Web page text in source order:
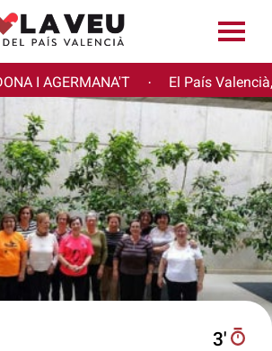
I AGERMANA'T · El País
3′